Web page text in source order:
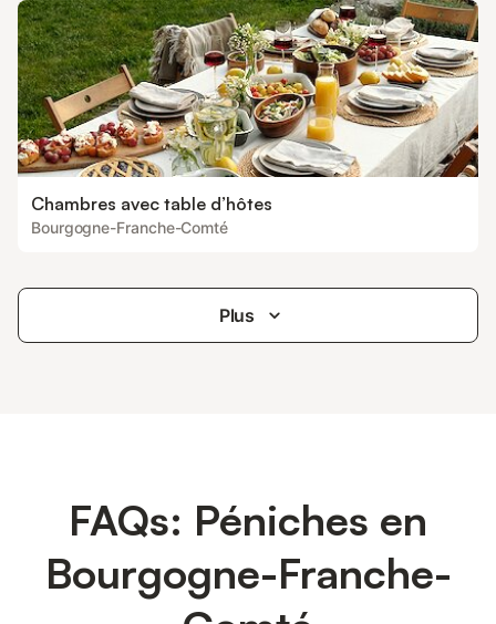
Chambres avec table d’hôtes
Bourgogne-Franche-Comté
Plus
FAQs: Péniches en
Bourgogne-Franche-